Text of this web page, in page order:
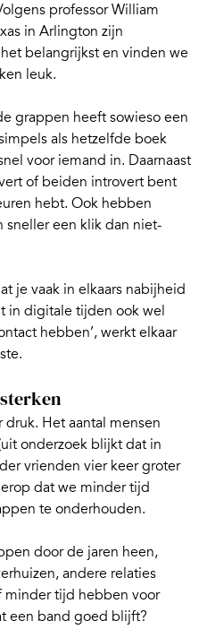
professor William
in Arlington zijn
belangrijkst en vinden we
leuk.
grappen heeft sowieso een
als hetzelfde boek
voor iemand in. Daarnaast
of beiden introvert bent
hebt. Ook hebben
een klik dan niet-
je vaak in elkaars nabijheid
in digitale tijden ook wel
hebben’, werkt elkaar
Het aantal mensen
onderzoek blijkt dat in
vrienden vier keer groter
dat we minder tijd
te onderhouden.
door de jaren heen,
andere relaties
minder tijd hebben voor
een band goed blijft?